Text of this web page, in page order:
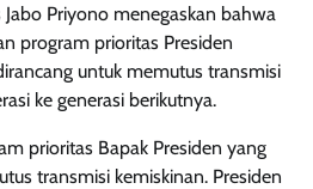
Priyono menegaskan bahwa
program prioritas Presiden
untuk memutus transmisi
ke generasi berikutnya.
prioritas Bapak Presiden yang
transmisi kemiskinan. Presiden